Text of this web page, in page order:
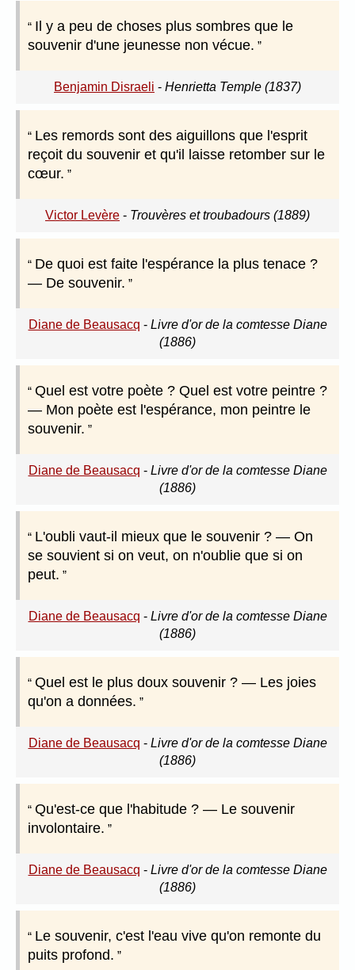
Il y a peu de choses plus sombres que le
souvenir d'une jeunesse non vécue.
Benjamin Disraeli - Henrietta Temple (1837)
Les remords sont des aiguillons que l'esprit
reçoit du souvenir et qu'il laisse retomber sur le
cœur.
Victor Levère - Trouvères et troubadours (1889)
De quoi est faite l'espérance la plus tenace ?
— De souvenir.
Diane de Beausacq - Livre d'or de la comtesse Diane
(1886)
Quel est votre poète ? Quel est votre peintre ?
— Mon poète est l'espérance, mon peintre le
souvenir.
Diane de Beausacq - Livre d'or de la comtesse Diane
(1886)
L'oubli vaut-il mieux que le souvenir ? — On
se souvient si on veut, on n'oublie que si on
peut.
Diane de Beausacq - Livre d'or de la comtesse Diane
(1886)
Quel est le plus doux souvenir ? — Les joies
qu'on a données.
Diane de Beausacq - Livre d'or de la comtesse Diane
(1886)
Qu'est-ce que l'habitude ? — Le souvenir
involontaire.
Diane de Beausacq - Livre d'or de la comtesse Diane
(1886)
Le souvenir, c'est l'eau vive qu'on remonte du
puits profond.